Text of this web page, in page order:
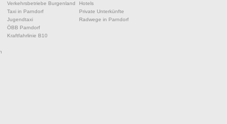
Verkehrsbetriebe Burgenland
Taxi in Parndorf
Jugendtaxi
ÖBB Parndorf
Kraftfahrlinie B10
Hotels
Private Unterkünfte
Radwege in Parndorf